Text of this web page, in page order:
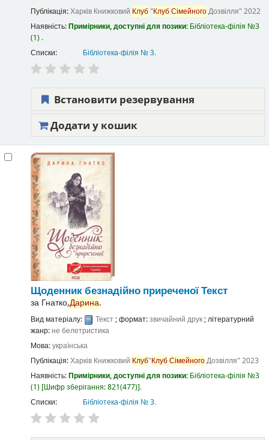
Публікація:Харків Книжковий Клуб"КлубСімейногоДозвілля" 2022
Наявність:Примірники, доступні для позики: Бібліотека-філія №3
(1) .
Списки:
Бібліотека-філія № 3.
Встановити резервування
Додати у кошик
Щоденник безнадійно приреченоїТекст
за Гнатко,Дарина.
Вид матеріалу: Текст; формат:звичайний друк; літературний
жанр:не белетристика
Мова:українська
Публікація:Харків Книжковий Клуб"КлубСімейногоДозвілля" 2023
Наявність:Примірники, доступні для позики: Бібліотека-філія №3
(1) Шифр зберігання:821(477) .
Списки:
Бібліотека-філія № 3.